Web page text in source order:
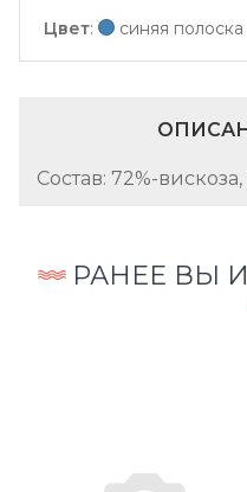
Цвет: синяя полоска
Состав: 72%-
РАНЕЕ ВЫ